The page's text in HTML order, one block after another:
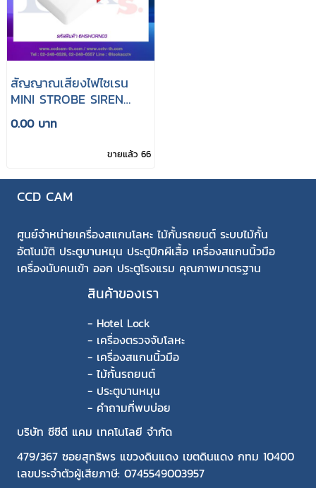
สัญญาณเสียงไฟไซเรน
MINI STROBE SIREN
WIRE SECURITY
0.00 บาท
ขายแล้ว 66
CCD CAM
ศูนย์จำหน่ายเครื่องสแกนโลหะ ไม้กั้นรถยนต์ ระบบไม้กั้น
อัตโนมัติ ประตูบานหมุน ประตูปีกผีเสื้อ เครื่องสแกนนิ้วมือ
เครื่องนับคนเข้า ออก ประตูโรงแรม คุณภาพมาตรฐาน
สินค้าของเรา
- Hotel Lock
- เครื่องตรวจจับโลหะ
- เครื่องสแกนนิ้วมือ
- ไม้กั้นรถยนต์
- ประตูบานหมุน
- คำถามที่พบบ่อย
บริษัท ซีซีดี แคม เทคโนโลยี จำกัด
479/367 ซอยสุทธิพร แขวงดินแดง เขตดินแดง กทม 10400
เลขประจำตัวผู้เสียภาษี: 0745549003957